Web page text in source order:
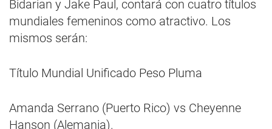
Bidarian y Jake Paul, contará con cuatro títulos
mundiales femeninos como atractivo. Los
mismos serán:
Título Mundial Unificado Peso Pluma
Amanda Serrano (Puerto Rico) vs Cheyenne
Hanson (Alemania).